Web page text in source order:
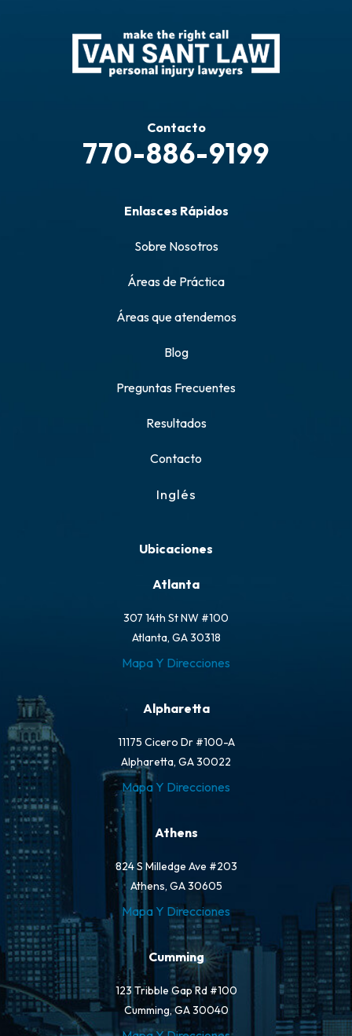
Contacto
770-886-9199
Enlasces Rápidos
Sobre Nosotros
Áreas de Práctica
Áreas que atendemos
Blog
Preguntas Frecuentes
Resultados
Contacto
Inglés
Ubicaciones
Atlanta
307 14th St NW #100
Atlanta, GA 30318
Mapa Y Direcciones
Alpharetta
11175 Cicero Dr #100-A
Alpharetta, GA 30022
Mapa Y Direcciones
Athens
824 S Milledge Ave #203
Athens, GA 30605
Mapa Y Direcciones
Cumming
123 Tribble Gap Rd #100
Cumming, GA 30040